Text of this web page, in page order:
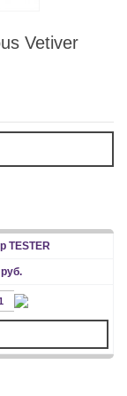
Vetiver
TESTER